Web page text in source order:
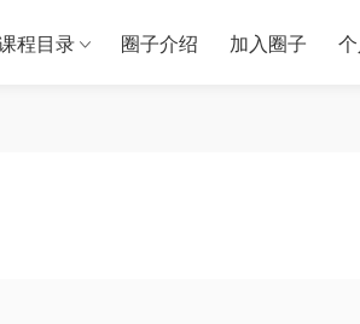
程目录 圈子介绍 加入圈子